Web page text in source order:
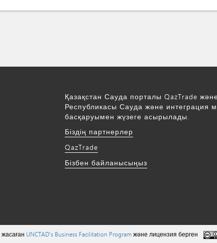
Қазақстан Сауда порталы QazTrade
Республикасы Сауда және интеграция
басқаруымен жүзеге асырылады.
Біздің партнерлер
QazTrade
Бізбен байланысыңыз
UNCTAD's Business Facilitation Programжәне лицензия берген